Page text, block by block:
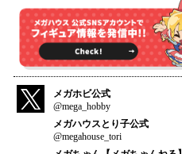
メガホビ公式
@mega_hobby
メガハウスとり子公式
@megahouse_tori